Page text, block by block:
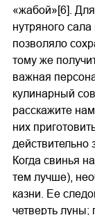
«жабой»[6]. Для
нутряного
позволяло
тому же
важная
кулинарный
расскажите
них
действительно
Когда свинья
тем лучше),
казни. Ее
четверть луны;